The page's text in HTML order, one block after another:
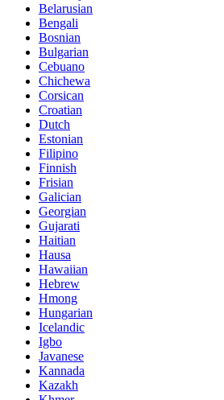
Belarusian
Bengali
Bosnian
Bulgarian
Cebuano
Chichewa
Corsican
Croatian
Dutch
Estonian
Filipino
Finnish
Frisian
Galician
Georgian
Gujarati
Haitian
Hausa
Hawaiian
Hebrew
Hmong
Hungarian
Icelandic
Igbo
Javanese
Kannada
Kazakh